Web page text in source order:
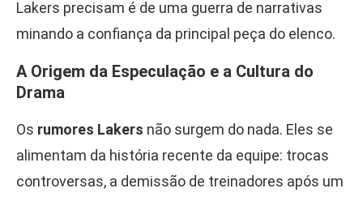
Lakers precisam é de uma guerra de narrativas
minando a confiança da principal peça do elenco.
A Origem da Especulação e a Cultura do
Drama
Os rumores Lakers não surgem do nada. Eles se
alimentam da história recente da equipe: trocas
controversas, a demissão de treinadores após um